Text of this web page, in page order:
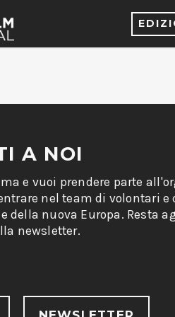
A NOI
e vuoi prendere parte
nel team di volontari
della nuova Europa. Resta
newsletter.